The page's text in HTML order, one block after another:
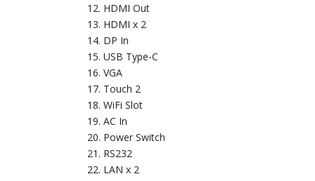
HDMI Out
HDMI x 2
DP In
USB Type-C
VGA
Touch 2
WiFi Slot
AC In
Power Switch
RS232
LAN x 2